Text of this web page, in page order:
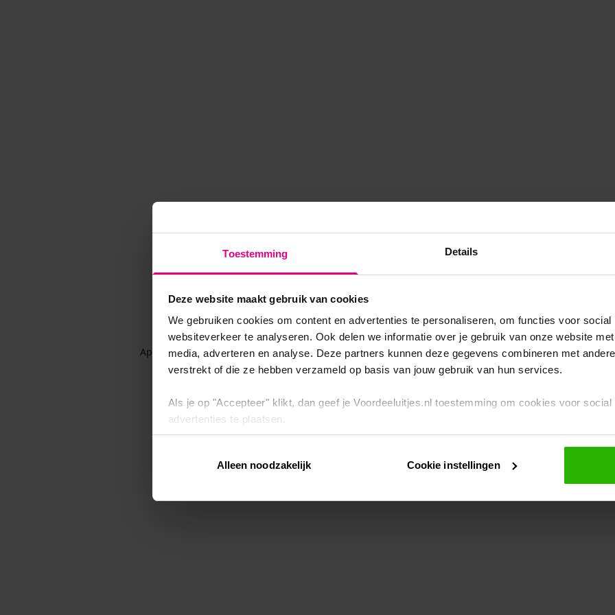
Toestemming Details
Deze website maakt gebruik van cookies
We gebruiken cookies om content en advertenties te personaliseren, om functies voor
websiteverkeer te analyseren. Ook delen we informatie over je gebruik van onze website
media, adverteren en analyse. Deze partners kunnen deze gegevens combineren met
verstrekt of die ze hebben verzameld op basis van jouw gebruik van hun services.
Als je op "Accepteer" klikt, dan geef je Voordeeluitjes.nl toestemming om cookies voor
advertenties te plaatsen.
Via "Cookie instellingen" kun je ook zelf instellen welke cookies worden geplaatst. Je kunt je
intrekken op onscookiebeleid.
Alleen noodzakelijk Cookie instellingen
Application error: a client-side exception has occurred while loadingwww.voordeeluitjes.nl (see the